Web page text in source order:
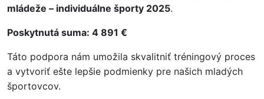
mládeže – individuálne športy 2025.
Poskytnutá suma: 4 891 €
Táto podpora nám umožila skvalitniť tréningový proces
a vytvoriť ešte lepšie podmienky pre našich mladých
športovcov.